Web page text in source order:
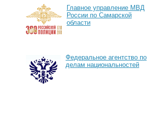
Главное управление МВД
России по Самарской
области
Федеральное агентство по
делам национальностей